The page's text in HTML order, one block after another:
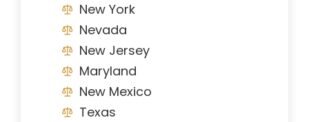
New York
Nevada
New Jersey
Maryland
New Mexico
Texas